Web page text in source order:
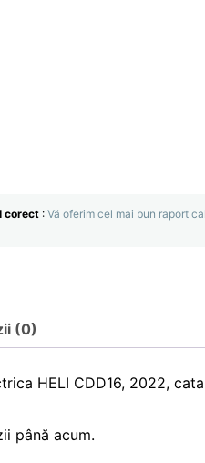
corect : Vă oferim cel mai bun raport
(0)
HELI CDD16, 2022,
până acum.